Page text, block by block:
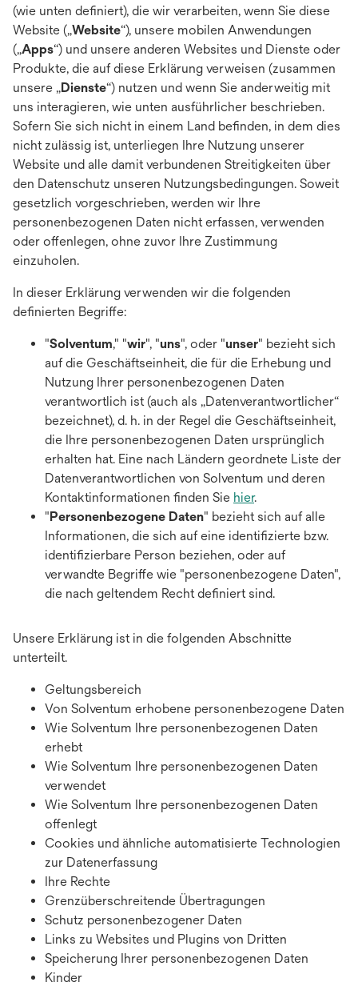
(wie unten definiert), die wir verarbeiten, wenn Sie diese
Website („Website“), unsere mobilen Anwendungen
(„Apps“) und unsere anderen Websites und Dienste oder
Produkte, die auf diese Erklärung verweisen (zusammen
unsere „Dienste“) nutzen und wenn Sie anderweitig mit
uns interagieren, wie unten ausführlicher beschrieben.
Sofern Sie sich nicht in einem Land befinden, in dem dies
nicht zulässig ist, unterliegen Ihre Nutzung unserer
Website und alle damit verbundenen Streitigkeiten über
den Datenschutz unseren Nutzungsbedingungen. Soweit
gesetzlich vorgeschrieben, werden wir Ihre
personenbezogenen Daten nicht erfassen, verwenden
oder offenlegen, ohne zuvor Ihre Zustimmung
einzuholen.
In dieser Erklärung verwenden wir die folgenden
definierten Begriffe:
"Solventum," "wir", "uns", oder "unser" bezieht sich
auf die Geschäftseinheit, die für die Erhebung und
Nutzung Ihrer personenbezogenen Daten
verantwortlich ist (auch als „Datenverantwortlicher“
bezeichnet), d. h. in der Regel die Geschäftseinheit,
die Ihre personenbezogenen Daten ursprünglich
erhalten hat. Eine nach Ländern geordnete Liste der
Datenverantwortlichen von Solventum und deren
Kontaktinformationen finden Sie hier.
"Personenbezogene Daten" bezieht sich auf alle
Informationen, die sich auf eine identifizierte bzw.
identifizierbare Person beziehen, oder auf
verwandte Begriffe wie "personenbezogene Daten",
die nach geltendem Recht definiert sind.
Unsere Erklärung ist in die folgenden Abschnitte
unterteilt.
Geltungsbereich
Von Solventum erhobene personenbezogene Daten
Wie Solventum Ihre personenbezogenen Daten
erhebt
Wie Solventum Ihre personenbezogenen Daten
verwendet
Wie Solventum Ihre personenbezogenen Daten
offenlegt
Cookies und ähnliche automatisierte Technologien
zur Datenerfassung
Ihre Rechte
Grenzüberschreitende Übertragungen
Schutz personenbezogener Daten
Links zu Websites und Plugins von Dritten
Speicherung Ihrer personenbezogenen Daten
Kinder